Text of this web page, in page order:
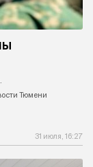
Тюмени
31 июля, 16:27